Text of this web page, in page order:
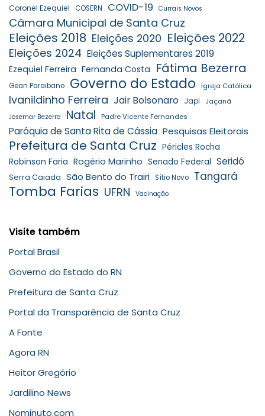
Coronel Ezequiel COSERN COVID-19 Currais Novos
Câmara Municipal de Santa Cruz
Eleições 2018 Eleições 2020 Eleições 2022
Eleições 2024 Eleições Suplementares 2019
Ezequiel Ferreira Fernanda Costa Fátima Bezerra
Gean Paraibano Governo do Estado Igreja Católica
Ivanildinho Ferreira Jair Bolsonaro Japi Jaçanã
Josemar Bezerra Natal Padre Vicente Fernandes
Paróquia de Santa Rita de Cássia Pesquisas Eleitorais
Prefeitura de Santa Cruz Péricles Rocha
Robinson Faria Rogério Marinho Senado Federal Seridó
Serra Caiada São Bento do Trairi Sítio Novo Tangará
Tomba Farias UFRN Vacinação
Visite também
Portal Brasil
Governo do Estado do RN
Prefeitura de Santa Cruz
Portal da Transparência de Santa Cruz
A Fonte
Agora RN
Heitor Gregório
Jardilino News
Nominuto.com